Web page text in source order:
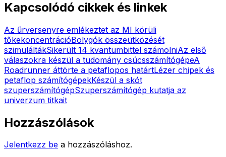
Kapcsolódó cikkek és linkek
Az űrversenyre emlékeztet az MI körüli
tőkekoncentrációBolygók összeütközését
szimuláltákSikerült 14 kvantumbittel számolniAz első
válaszokra készül a tudomány csúcsszámítógépeA
Roadrunner áttörte a petaflopos határtLézer chipek és
petaflop számítógépekKészül a skót
szuperszámítógépSzuperszámítógép kutatja az
univerzum titkait
Hozzászólások
Jelentkezz be a hozzászóláshoz.